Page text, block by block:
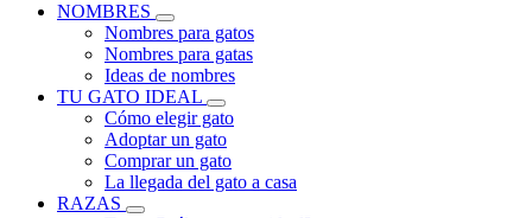
NOMBRES
Nombres para gatos
Nombres para gatas
Ideas de nombres
TU GATO IDEAL
Cómo elegir gato
Adoptar un gato
Comprar un gato
La llegada del gato a casa
RAZAS